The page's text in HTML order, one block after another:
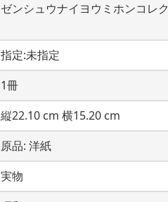
ゼンシュウナイヨウミホンコレ
指定:未指定
1冊
縦22.10 cm 横15.20 cm
原品: 洋紙
実物